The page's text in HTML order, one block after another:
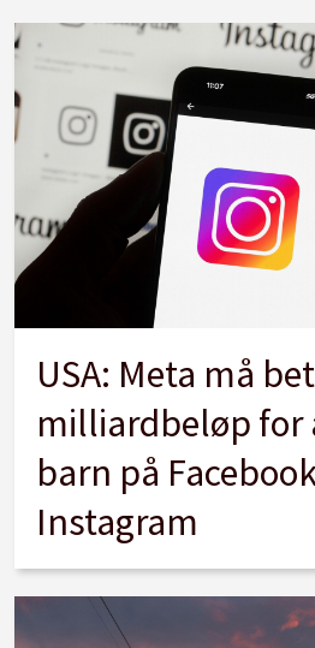
USA: Meta må
milliardbeløp for
barn på
Instagram